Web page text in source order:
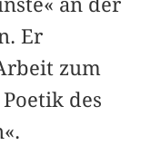
Er
zum
des